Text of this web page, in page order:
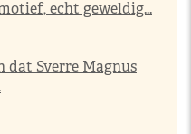
echt geweldig...
dat Sverre Magnus